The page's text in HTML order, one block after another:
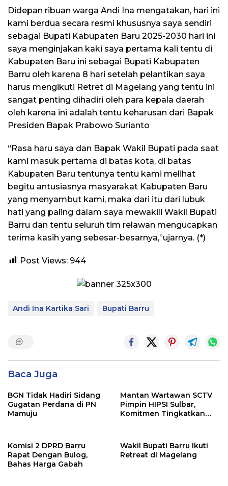
Didepan ribuan warga Andi Ina mengatakan, hari ini
kami berdua secara resmi khususnya saya sendiri
sebagai Bupati Kabupaten Baru 2025-2030 hari ini
saya menginjakan kaki saya pertama kali tentu di
Kabupaten Baru ini sebagai Bupati Kabupaten
Barru oleh karena 8 hari setelah pelantikan saya
harus mengikuti Retret di Magelang yang tentu ini
sangat penting dihadiri oleh para kepala daerah
oleh karena ini adalah tentu keharusan dari Bapak
Presiden Bapak Prabowo Surianto
“Rasa haru saya dan Bapak Wakil Bupati pada saat
kami masuk pertama di batas kota, di batas
Kabupaten Baru tentunya tentu kami melihat
begitu antusiasnya masyarakat Kabupaten Baru
yang menyambut kami, maka dari itu dari lubuk
hati yang paling dalam saya mewakili Wakil Bupati
Barru dan tentu seluruh tim relawan mengucapkan
terima kasih yang sebesar-besarnya,”ujarnya. (*)
Post Views: 944
Andi Ina Kartika Sari Bupati Barru
Baca Juga
BGN Tidak Hadiri Sidang
Gugatan Perdana di PN
Mamuju
Mantan Wartawan SCTV
Pimpin HIPSI Sulbar,
Komitmen Tingkatkan
Komisi 2 DPRD Barru
Rapat Dengan Bulog,
Bahas Harga Gabah
Wakil Bupati Barru Ikuti
Retreat di Magelang